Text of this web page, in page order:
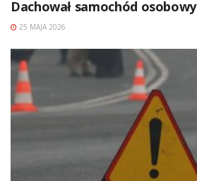
Dachował samochód osobowy
25 MAJA 2026